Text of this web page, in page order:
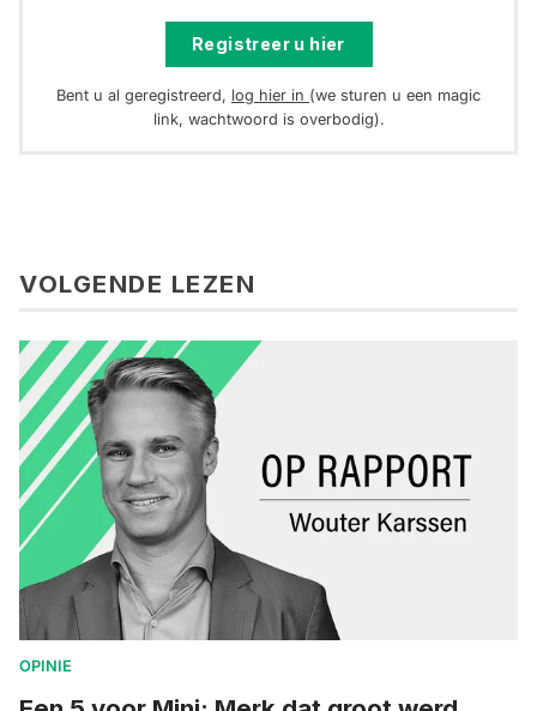
Registreer u hier
Bent u al geregistreerd, log hier in (we sturen u een magic
link, wachtwoord is overbodig).
VOLGENDE LEZEN
OPINIE